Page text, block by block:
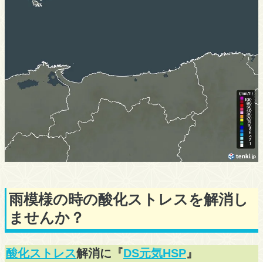
雨模様の時の酸化ストレスを解消し
ませんか？
酸化ストレス解消に『DS元気HSP』